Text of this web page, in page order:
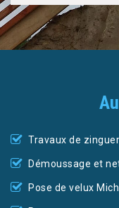
Travaux de
Démoussage et
Pose de velux